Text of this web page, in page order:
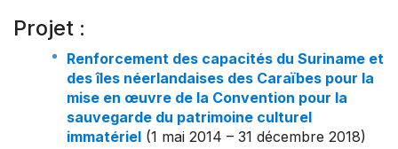
Projet :
Renforcement des capacités du Suriname et
des îles néerlandaises des Caraïbes pour la
mise en œuvre de la Convention pour la
sauvegarde du patrimoine culturel
immatériel (1 mai 2014 – 31 décembre 2018)